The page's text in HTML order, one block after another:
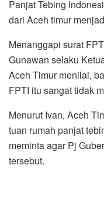
Panjat Tebing
dari Aceh timur
Menanggapi surat
Gunawan selaku
Aceh Timur menilai,
FPTI itu sangat tidak
Menurut Ivan, Aceh
tuan rumah panjat
meminta agar Pj
tersebut.